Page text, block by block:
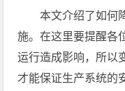
本文介绍了如何
施。在这里要提醒各
运行造成影响，所以
才能保证生产系统的